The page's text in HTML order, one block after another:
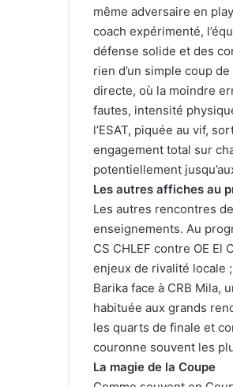
même adversaire en
coach expérimenté,
défense solide et des
rien d’un simple coup
directe, où la moindre
fautes, intensité
l’ESAT, piquée au vif,
engagement total sur
potentiellement
Les autres affiches au
Les autres rencontres
enseignements. Au
CS CHLEF contre OE El
enjeux de rivalité locale
Barika face à CRB Mila,
habituée aux grands
les quarts de finale et
couronne souvent les
La magie de la Coupe